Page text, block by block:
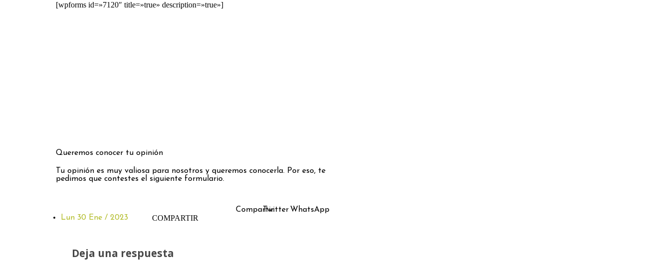
[wpforms id=»7120″ title=»true» description=»true»]
Queremos conocer tu opinión
Tu opinión es muy valiosa para nosotros y queremos conocerla. Por eso, te
pedimos que contestes el siguiente formulario.
Lun 30 Ene / 2023 COMPARTIR
CompartirTwitter WhatsApp
Deja una respuesta